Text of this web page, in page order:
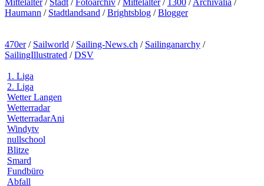
Mittelalter/ Stadt /Fotoarchiv /Mittelalter/ 1300 /Archivalia /
Haumann / Stadtlandsand /Brightsblog /Blogger
470er/ Sailworld / Sailing-News.ch / Sailinganarchy /
SailingIllustrated /DSV
1. Liga
2. Liga
Wetter Langen
Wetterradar
WetterradarAni
Windytv
nullschool
Blitze
Smard
Fundbüro
Abfall